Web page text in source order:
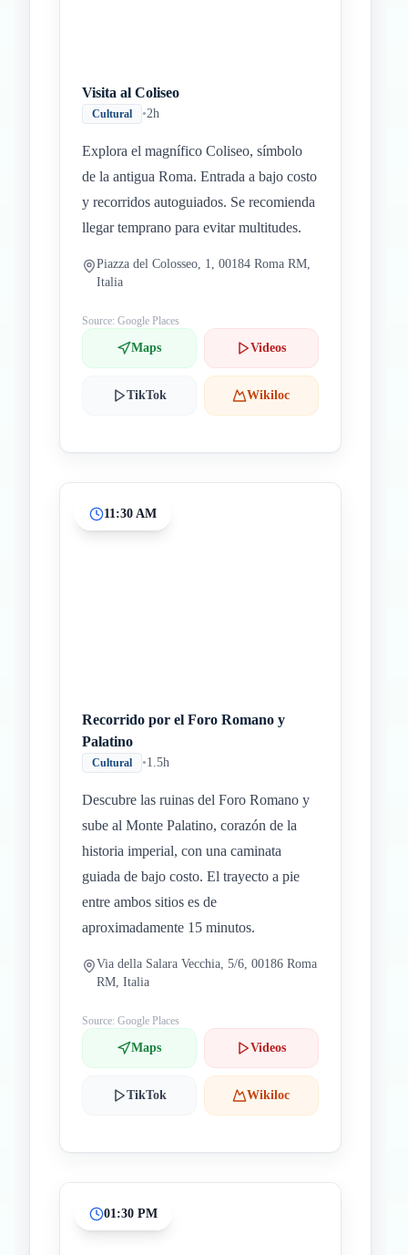
Visita al Coliseo
Cultural •2h
Explora el magnífico Coliseo, símbolo
de la antigua Roma. Entrada a bajo costo
y recorridos autoguiados. Se recomienda
llegar temprano para evitar multitudes.
Piazza del Colosseo, 1, 00184 Roma RM,
Italia
Source: Google Places
Maps Videos
TikTok Wikiloc
11:30 AM
Recorrido por el Foro Romano y
Palatino
Cultural •1.5h
Descubre las ruinas del Foro Romano y
sube al Monte Palatino, corazón de la
historia imperial, con una caminata
guiada de bajo costo. El trayecto a pie
entre ambos sitios es de
aproximadamente 15 minutos.
Via della Salara Vecchia, 5/6, 00186 Roma
RM, Italia
Source: Google Places
Maps Videos
TikTok Wikiloc
01:30 PM